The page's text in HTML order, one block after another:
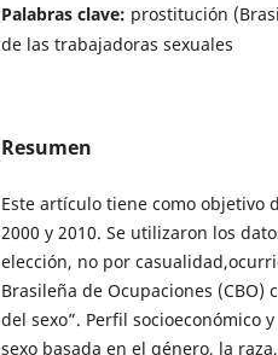
Palabras clave: prostitución
de las trabajadoras sexuales
Resumen
Este artículo tiene como
2000 y 2010. Se utilizaron los
elección, no por
Brasileña de Ocupaciones
del sexo”. Perfil socioeconómico
sexo basada en el género, la